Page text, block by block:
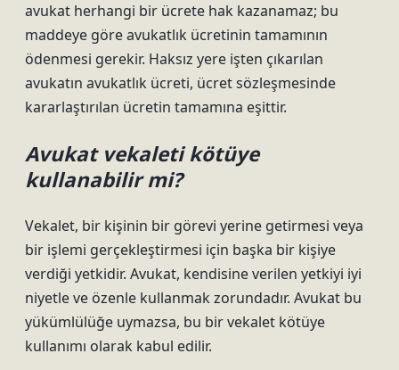
avukat herhangi bir ücrete hak kazanamaz; bu
maddeye göre avukatlık ücretinin tamamının
ödenmesi gerekir. Haksız yere işten çıkarılan
avukatın avukatlık ücreti, ücret sözleşmesinde
kararlaştırılan ücretin tamamına eşittir.
Avukat vekaleti kötüye
kullanabilir mi?
Vekalet, bir kişinin bir görevi yerine getirmesi veya
bir işlemi gerçekleştirmesi için başka bir kişiye
verdiği yetkidir. Avukat, kendisine verilen yetkiyi iyi
niyetle ve özenle kullanmak zorundadır. Avukat bu
yükümlülüğe uymazsa, bu bir vekalet kötüye
kullanımı olarak kabul edilir.